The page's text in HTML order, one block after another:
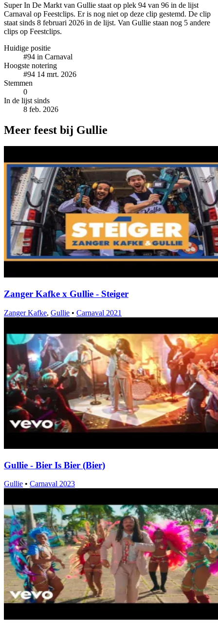
Super In De Markt van Gullie staat op plek 94 van 96 in de lijst
Carnaval op Feestclips. Er is nog niet op deze clip gestemd. De clip
staat sinds 8 februari 2026 in de lijst. Van Gullie staan nog 5 andere
clips op Feestclips.
Huidige positie
#94 in Carnaval
Hoogste notering
#94 14 mrt. 2026
Stemmen
0
In de lijst sinds
8 feb. 2026
Meer feest bij Gullie
Zanger Kafke x Gullie - Steiger
Zanger Kafke, Gullie • Carnaval 2021
Gullie - Bier Is Bier (Bier)
Gullie • Carnaval 2023